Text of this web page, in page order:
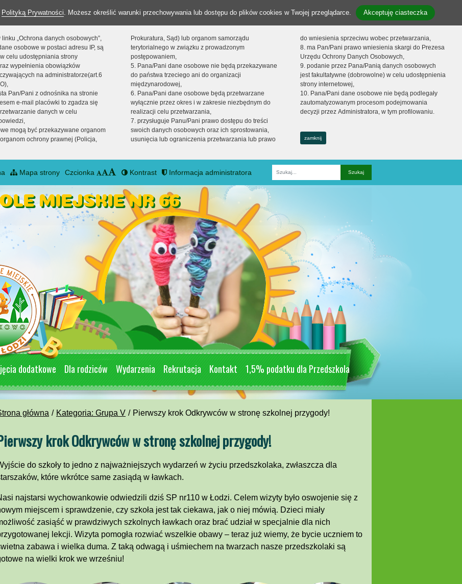
Polityką Prywatności. Możesz określić warunki przechowywania lub dostępu do plików cookies w Twojej przeglądarce. Akceptuję ciasteczka
„Ochrona danych osobowych”,
osobowe w postaci adresu IP, są
celu udostępniania strony
wypełnienia obowiązków
na administratorze(art.6
Pan/Pani z odnośnika na stronie
e-mail placówki to zgadza się
danych w celu
mogą być przekazywane organom
ochrony prawnej (Policja,
Prokuratura, Sąd) lub organom samorządu
terytorialnego w związku z prowadzonym
postępowaniem,
5. Pana/Pani dane osobowe nie będą przekazywane
do państwa trzeciego ani do organizacji
międzynarodowej,
6. Pana/Pani dane osobowe będą przetwarzane
wyłącznie przez okres i w zakresie niezbędnym do
realizacji celu przetwarzania,
7. przysługuje Panu/Pani prawo dostępu do treści
swoich danych osobowych oraz ich sprostowania,
usunięcia lub ograniczenia przetwarzania lub prawo
do wniesienia sprzeciwu wobec przetwarzania,
8. ma Pan/Pani prawo wniesienia skargi do Prezesa
Urzędu Ochrony Danych Osobowych,
9. podanie przez Pana/Panią danych osobowych
jest fakultatywne (dobrowolne) w celu udostępnienia
strony internetowej,
10. Pana/Pani dane osobowe nie będą podlegały
zautomatyzowanym procesom podejmowania
decyzji przez Administratora, w tym profilowaniu.
zamknij
Mapa strony Czcionka Kontrast Informacja administratora
Fraza
MIEJSKIE NR 66
dodatkowe Dla rodziców Wydarzenia Rekrutacja Kontakt 1,5% podatku dla Przedszkola
główna Kategoria: Grupa V Pierwszy krok Odkrywców w stronę szkolnej przygody!
krok Odkrywców w stronę szkolnej przygody!
do szkoły to jedno z najważniejszych wydarzeń w życiu przedszkolaka, zwłaszcza dla
które wkrótce same zasiądą w ławkach.
najstarsi wychowankowie odwiedzili dziś SP nr110 w Łodzi. Celem wizyty było oswojenie się z
miejscem i sprawdzenie, czy szkoła jest tak ciekawa, jak o niej mówią. Dzieci miały
zasiąść w prawdziwych szkolnych ławkach oraz brać udział w specjalnie dla nich
lekcji. Wizyta pomogła rozwiać wszelkie obawy – teraz już wiemy, że bycie uczniem to
zabawa i wielka duma. Z taką odwagą i uśmiechem na twarzach nasze przedszkolaki są
na wielki krok we wrześniu!